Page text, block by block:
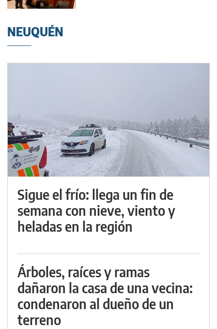
NEUQUÉN
Sigue el frío: llega un fin de
semana con nieve, viento y
heladas en la región
Árboles, raíces y ramas
dañaron la casa de una vecina:
condenaron al dueño de un
terreno